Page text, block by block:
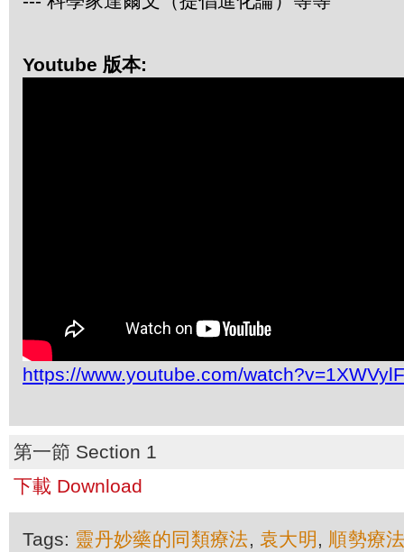
Youtube 版本:
https://www.youtube.com/
第一節 Section 1
下載 Download
Tags: 靈丹妙藥的同類療法, 袁大明 , 順勢療